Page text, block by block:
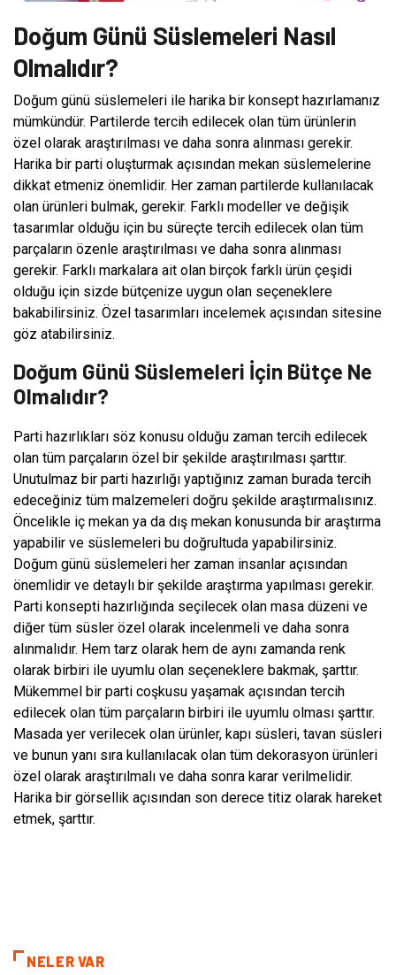
Doğum Günü Süslemeleri Nasıl
Olmalıdır?
Doğum günü süslemeleri ile harika bir konsept hazırlamanız
mümkündür. Partilerde tercih edilecek olan tüm ürünlerin
özel olarak araştırılması ve daha sonra alınması gerekir.
Harika bir parti oluşturmak açısından mekan süslemelerine
dikkat etmeniz önemlidir. Her zaman partilerde kullanılacak
olan ürünleri bulmak, gerekir. Farklı modeller ve değişik
tasarımlar olduğu için bu süreçte tercih edilecek olan tüm
parçaların özenle araştırılması ve daha sonra alınması
gerekir. Farklı markalara ait olan birçok farklı ürün çeşidi
olduğu için sizde bütçenize uygun olan seçeneklere
bakabilirsiniz. Özel tasarımları incelemek açısından sitesine
göz atabilirsiniz.
Doğum Günü Süslemeleri İçin Bütçe Ne
Olmalıdır?
Parti hazırlıkları söz konusu olduğu zaman tercih edilecek
olan tüm parçaların özel bir şekilde araştırılması şarttır.
Unutulmaz bir parti hazırlığı yaptığınız zaman burada tercih
edeceğiniz tüm malzemeleri doğru şekilde araştırmalısınız.
Öncelikle iç mekan ya da dış mekan konusunda bir araştırma
yapabilir ve süslemeleri bu doğrultuda yapabilirsiniz.
Doğum günü süslemeleri her zaman insanlar açısından
önemlidir ve detaylı bir şekilde araştırma yapılması gerekir.
Parti konsepti hazırlığında seçilecek olan masa düzeni ve
diğer tüm süsler özel olarak incelenmeli ve daha sonra
alınmalıdır. Hem tarz olarak hem de aynı zamanda renk
olarak birbiri ile uyumlu olan seçeneklere bakmak, şarttır.
Mükemmel bir parti coşkusu yaşamak açısından tercih
edilecek olan tüm parçaların birbiri ile uyumlu olması şarttır.
Masada yer verilecek olan ürünler, kapı süsleri, tavan süsleri
ve bunun yanı sıra kullanılacak olan tüm dekorasyon ürünleri
özel olarak araştırılmalı ve daha sonra karar verilmelidir.
Harika bir görsellik açısından son derece titiz olarak hareket
etmek, şarttır.
NELER VAR